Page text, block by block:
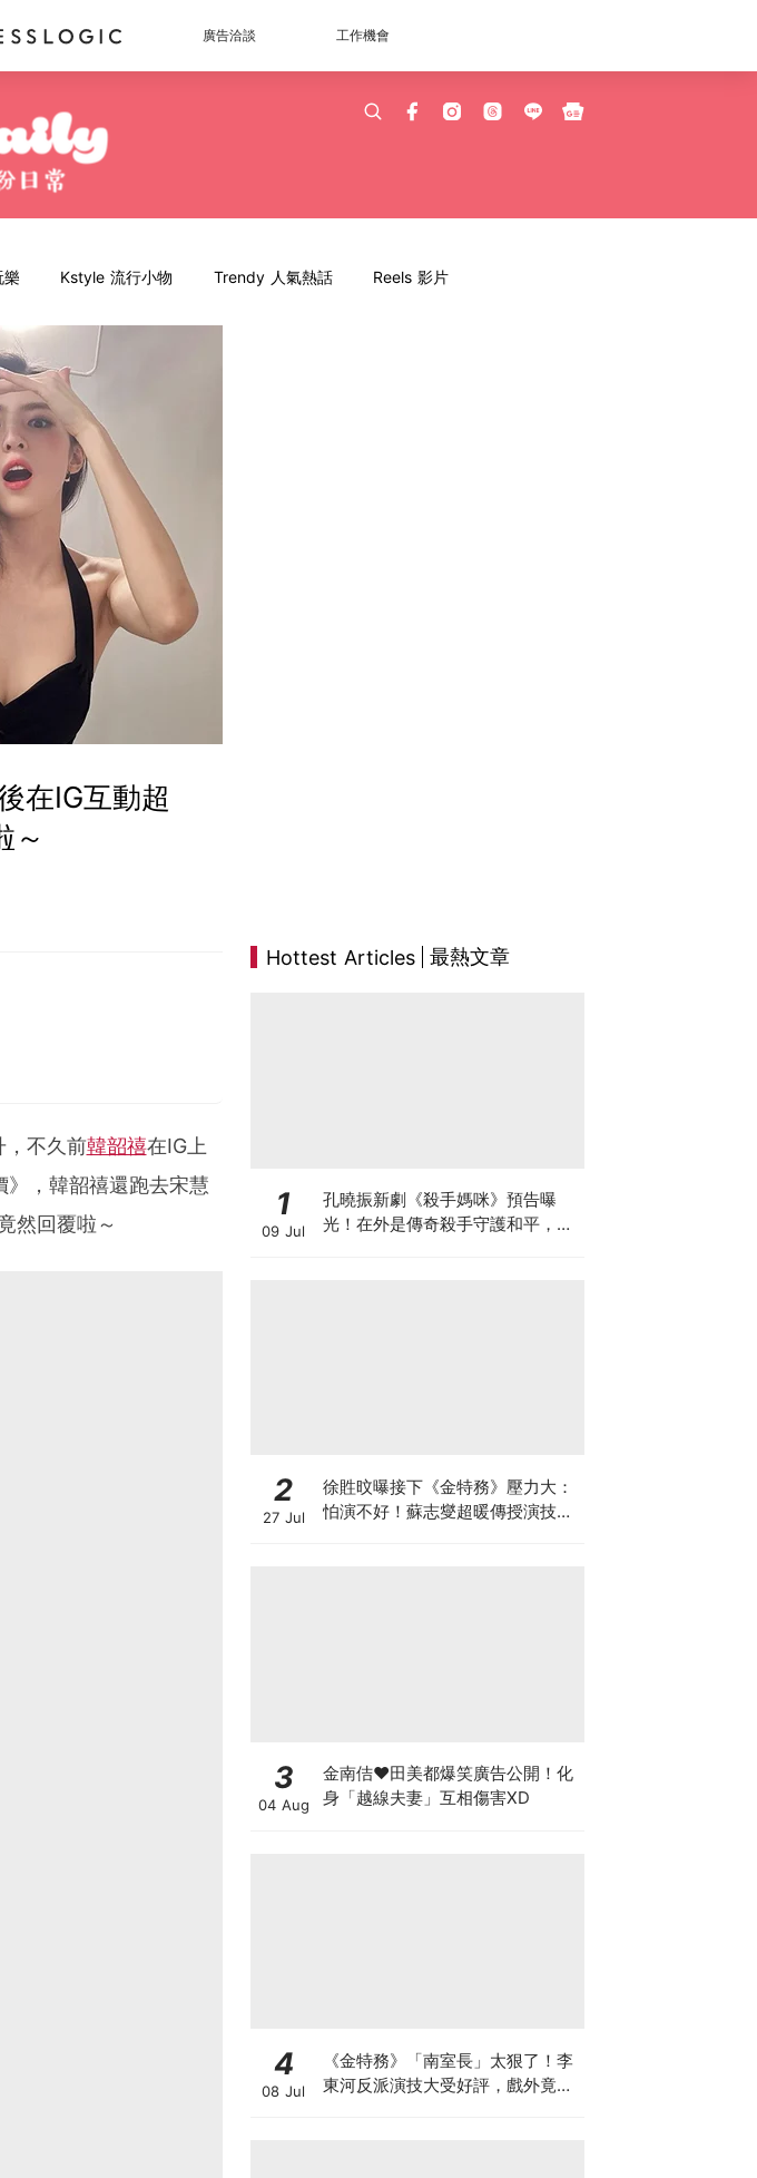
廣告洽談 工作機會
樂 Kstyle 流行小物 Trendy 人氣熱話 Reels 影片
在IG互動超
～
，不久前韓韶禧在IG上
，韓韶禧還跑去宋慧
然回覆啦～
Hottest Articles 最熱文章
1
09 Jul
孔曉振新劇《殺手媽咪》預告曝
光！在外是傳奇殺手守護和平，回
2
27 Jul
徐貹旼曝接下《金特務》壓力大：
怕演不好！蘇志燮超暖傳授演技，
3
04 Aug
金南佶♥田美都爆笑廣告公開！化
身「越線夫妻」互相傷害XD
4
08 Jul
《金特務》「南室長」太狠了！李
東河反派演技大受好評，戲外竟是